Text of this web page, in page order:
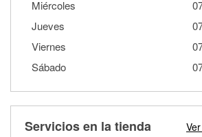
Miércoles
Jueves
Viernes
Sábado
Servicios en la tienda